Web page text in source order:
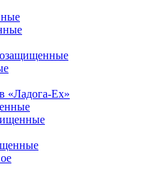
«Ладога-Ex»